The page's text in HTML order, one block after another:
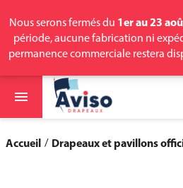
Nous serons fermés du 1er au 23
période, aucune fabrication ni
permanence commerciale restera

search
Accueil Drapeaux et pavillons